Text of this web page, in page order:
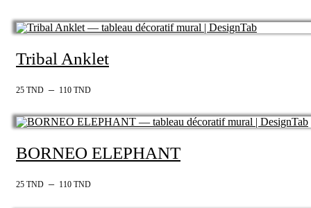
Tribal Anklet
25 TND – 110 TND
BORNEO ELEPHANT
25 TND – 110 TND